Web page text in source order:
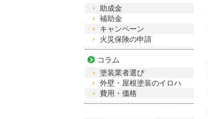
助成金
補助金
キャンペーン
火災保険の申請
コラム
塗装業者選び
外壁・屋根塗装のイロハ
費用・価格